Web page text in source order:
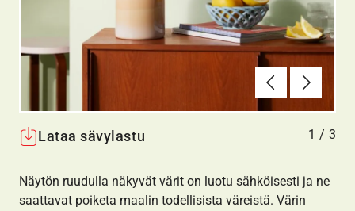
Edellinen
Lataa sävylastu 1 / 3
Näytön ruudulla näkyvät värit on luotu sähköisesti ja ne
saattavat poiketa maalin todellisista väreistä. Värin